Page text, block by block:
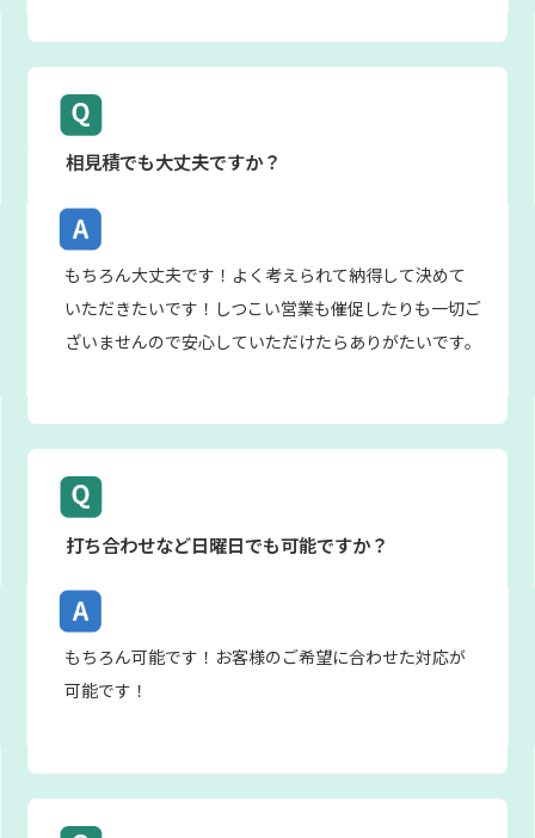
相見積でも大丈夫ですか？
もちろん大丈夫です！よく考えられて納得して決めて
いただきたいです！しつこい営業も催促したりも一切ご
ざいませんので安心していただけたらありがたいです。
打ち合わせなど日曜日でも可能ですか？
もちろん可能です！お客様のご希望に合わせた対応が
可能です！